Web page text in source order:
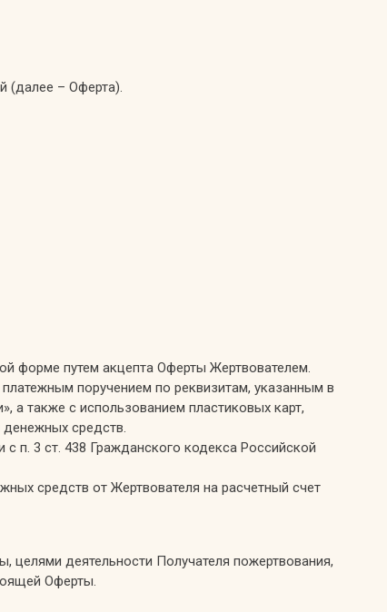
(далее – Оферта).
форме путем акцепта Оферты Жертвователем.
поручением по реквизитам, указанным в
а также с использованием пластиковых карт,
денежных средств.
п. 3 ст. 438 Гражданского кодекса Российской
средств от Жертвователя на расчетный счет
деятельности Получателя пожертвования,
Оферты.